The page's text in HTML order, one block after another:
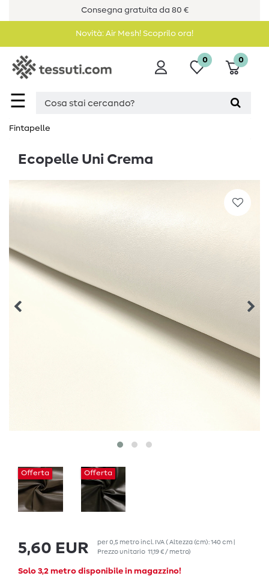
Consegna gratuita da 80 €
Novità: Air Mesh! Scoprilo ora!
☰
0 0
Fintapelle
Ecopelle Uni Crema
Offerta Offerta
5,60 EUR per0,5 metroincl. IVA( Altezza (cm): 140 cm |
Prezzo unitario 11,19 € / metro)
Solo 3,2 metro disponibile in magazzino!